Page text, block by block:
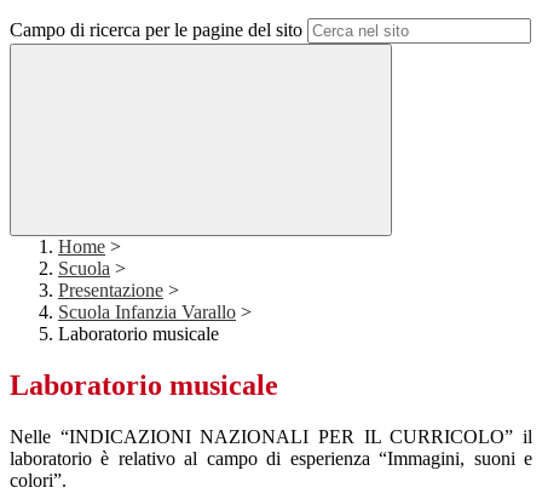
Campo di ricerca per le pagine del sito
Home >
Scuola >
Presentazione >
Scuola Infanzia Varallo >
Laboratorio musicale
Laboratorio musicale
Nelle “INDICAZIONI NAZIONALI PER IL CURRICOLO” il
laboratorio è relativo al campo di esperienza “Immagini, suoni e
colori”.